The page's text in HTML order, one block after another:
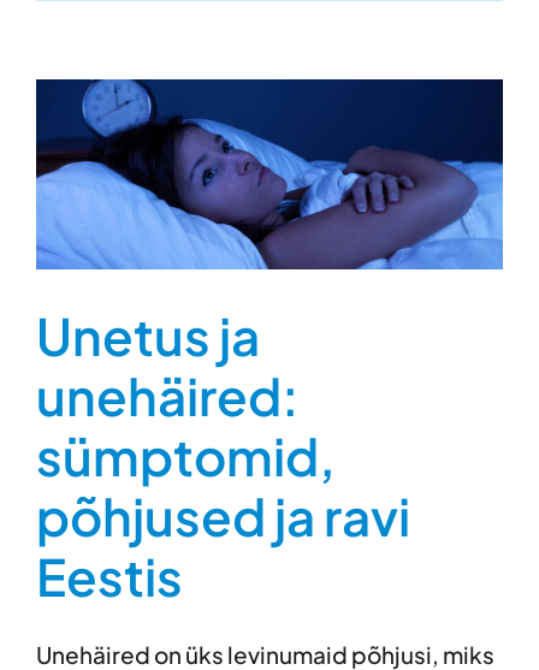
Unetus ja
unehäired:
sümptomid,
põhjused ja ravi
Eestis
Unehäired on üks levinumaid põhjusi, miks